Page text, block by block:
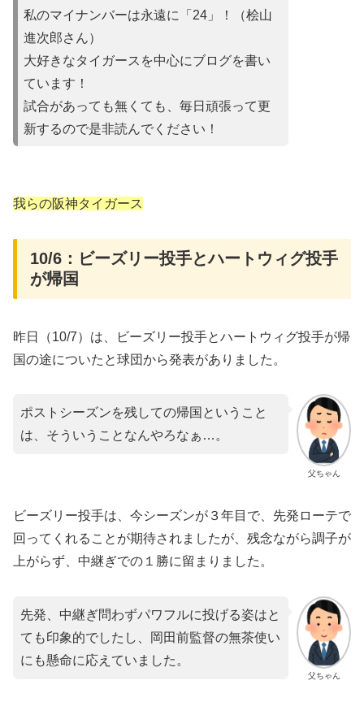
私のマイナンバーは永遠に「24」！（桧山
進次郎さん）
大好きなタイガースを中心にブログを書い
ています！
試合があって も無くても、毎日頑張って更
新するので是非読んでください！
我らの阪神タイガース
10/6：ビーズリー投手とハートウィグ投手
が帰国
昨日（10/7）は、ビーズリー投手とハートウィグ投手が帰
国の途についたと球団から発表がありました。
父ちゃん
ポストシーズンを残しての帰国ということ
は、そういうことなんやろなぁ…。
ビーズリー投手は、今シーズンが３年目で、先発ローテで
回ってくれることが期待されましたが、残念ながら調子が
上がらず、中継ぎでの１勝に留まりました。
父ちゃん
先発、中継ぎ問わずパワフルに投げる姿はと
ても印象的でしたし、岡田前監督の無茶使い
にも懸命に応えていました。